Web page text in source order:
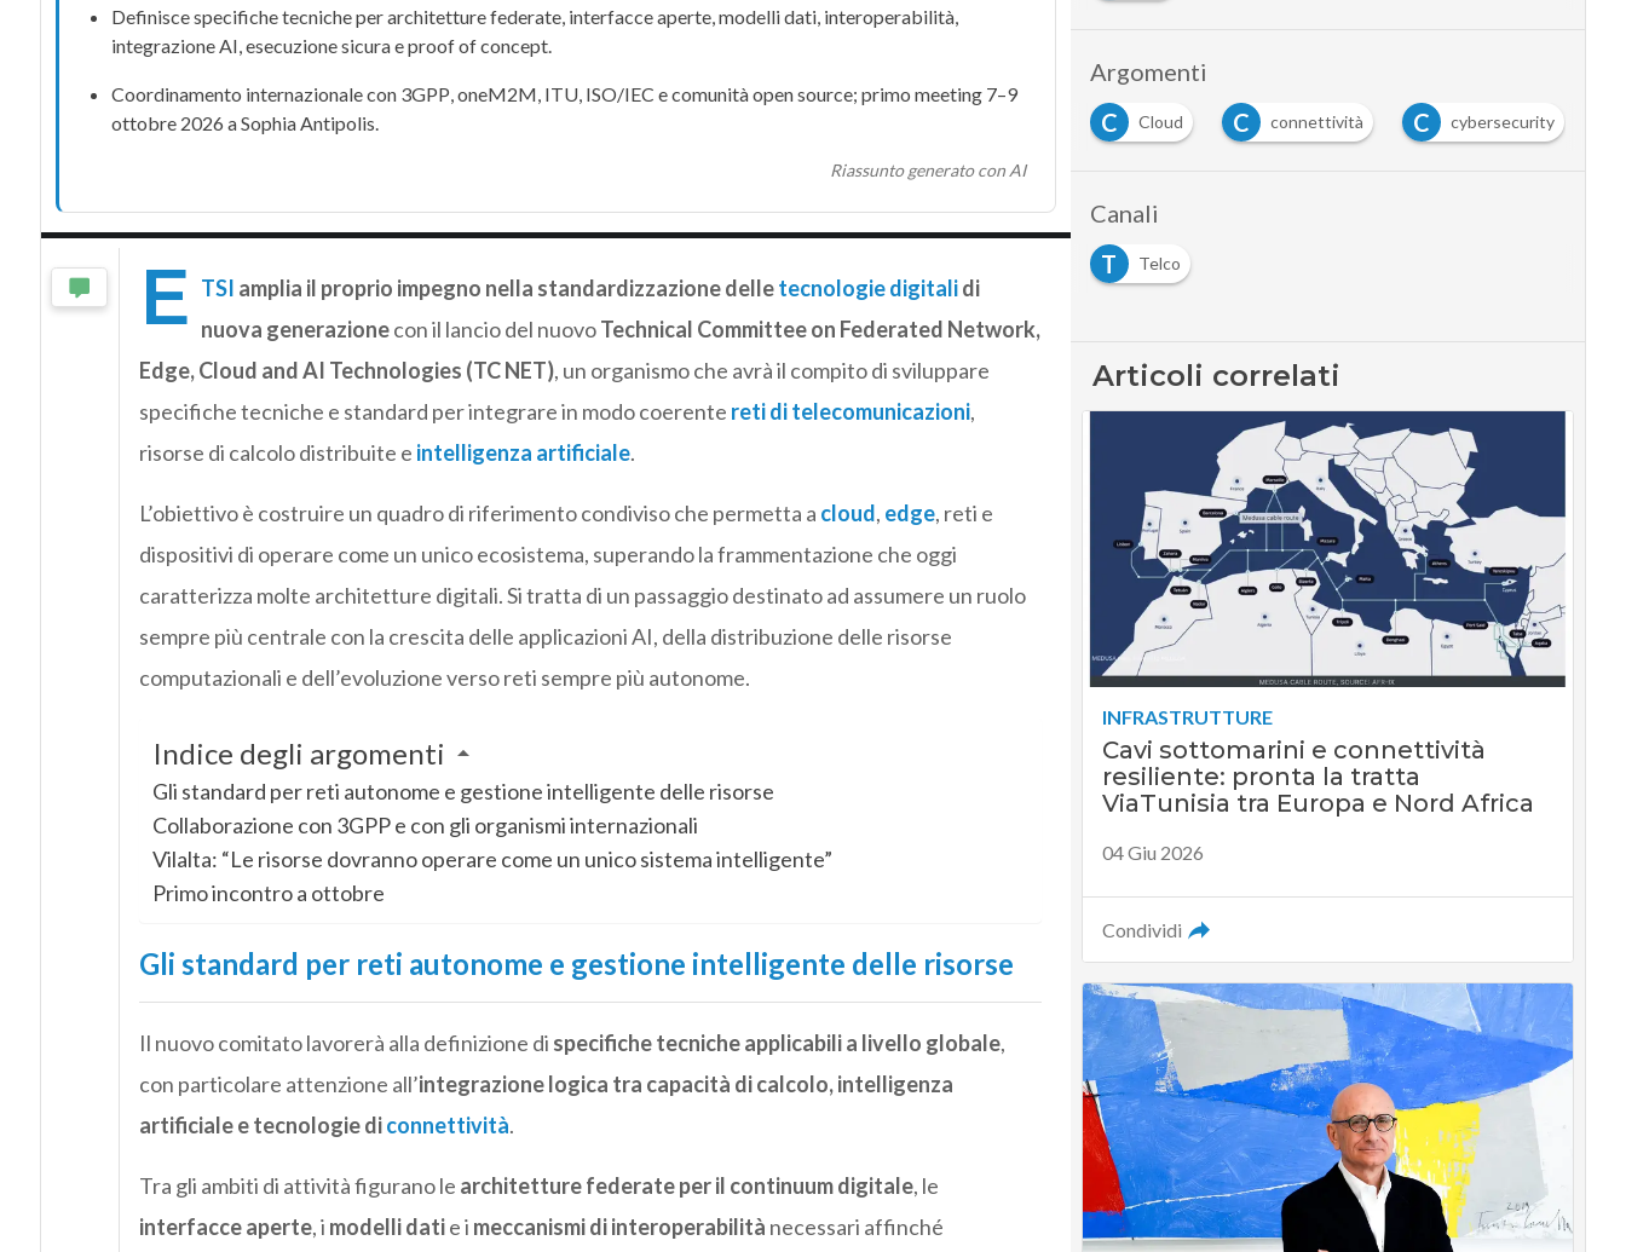
Definiscespecifiche tecnicheper architetture federate, interfacce aperte, modelli dati, interoperabilità,
integrazione AI , esecuzione sicura eproof of concept.
Coordinamento internazionale con 3GPP oneM2M ITU, ISO/IEC e comunitàopen source; primo meeting 7–9
ottobre 2026 aSophia Antipolis
Riassunto generato con AI
E TSI amplia il proprio impegno nella standardizzazione delletecnologie digitalidi
nuova generazionecon il lancio del nuovoTechnical Committee on Federated Network,
Edge, Cloud and AI Technologies (TC NET), un organismo che avrà il compito di sviluppare
specifiche tecniche e standard per integrare in modo coerente reti di telecomunicazioni,
risorse di calcolo distribuite e intelligenza artificiale.
L’obiettivo è costruire un quadro di riferimento condiviso che permetta a cloud, edge, reti e
dispositivi di operare come un unico ecosistema, superando la frammentazione che oggi
caratterizza molte architetture digitali. Si tratta di un passaggio destinato ad assumere un ruolo
sempre più centrale con la crescita delle applicazioni AI, della distribuzione delle risorse
computazionali e dell’evoluzione verso reti sempre più autonome.
Indice degli argomenti
Gli standard per reti autonome e gestione intelligente delle risorse
Collaborazione con 3GPP e con gli organismi internazionali
Vilalta: “Le risorse dovranno operare come un unico sistema intelligente”
Primo incontro a ottobre
Gli standard per reti autonome e gestione intelligente delle risorse
Il nuovo comitato lavorerà alla definizione di specifiche tecniche applicabili a livello globale,
con particolare attenzione all’integrazione logica tra capacità di calcolo, intelligenza
artificiale e tecnologie diconnettività.
Tra gli ambiti di attività figurano le architetture federate per il continuum digitale, le
interfacce aperte, i modelli datie i meccanismi di interoperabilità necessari affinché
Argomenti
C Cloud C connettività C cybersecurity
Canali
T
Telco
Articoli correlati
INFRASTRUTTURE
Cavi sottomarini e connettività
resiliente: pronta la tratta
ViaTunisia tra Europa e Nord Africa
04 Giu 2026
Condividi